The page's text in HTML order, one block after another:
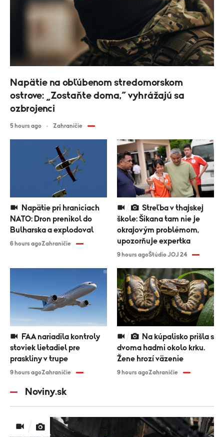
Napätie na obľúbenom stredomorskom
ostrove: „Zostaňte doma,“ vyhrážajú sa
ozbrojenci
5 hours ago Zahraničie
NATO: Dron prenikol do
Bulharska a explodoval
6 hours agoZahraničie
škole: Šikana tam nie je
okrajovým problémom,
upozorňuje expertka
9 hours agoŠtúdio JOJ 24
stoviek lietadiel pre
praskliny v trupe
9 hours agoZahraničie
dvoma hadmi okolo krku.
Žene hrozí väzenie
9 hours agoZahraničie
Noviny.sk